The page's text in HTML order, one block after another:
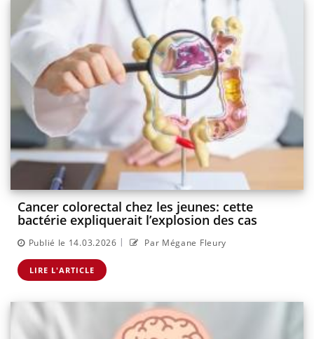
Cancer colorectal chez les jeunes: cette
bactérie expliquerait l’explosion des cas
Publié le 14.03.2026 | Par Mégane Fleury
LIRE L'ARTICLE